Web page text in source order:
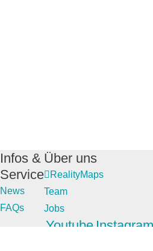
Infos &
Service
News
FAQs
Über uns
RealityMaps
Team
Jobs
Youtube Instagram